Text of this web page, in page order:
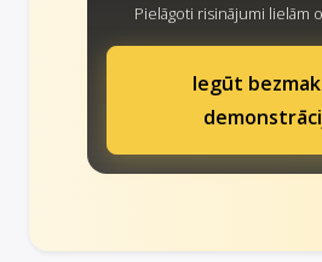
Pielāgoti risinājumi lielām
Iegūt